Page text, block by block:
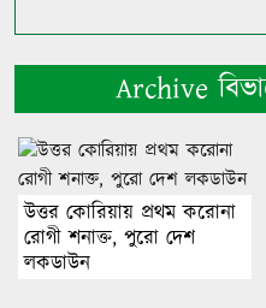
Archive
উত্তর কোরিয়ায় প্রথম করোনা
রোগী শনাক্ত, পুরো দেশ
লকডাউন